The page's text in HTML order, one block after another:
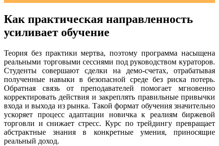
Как практическая направленность
усиливает обучение
Теория без практики мертва, поэтому программа насыщена
реальными торговыми сессиями под руководством кураторов.
Студенты совершают сделки на демо-счетах, отрабатывая
полученные навыки в безопасной среде без риска потерь.
Обратная связь от преподавателей помогает мгновенно
корректировать действия и закреплять правильные привычки
входа и выхода из рынка. Такой формат обучения значительно
ускоряет процесс адаптации новичка к реалиям биржевой
торговли и снижает стресс. Курс по трейдингу превращает
абстрактные знания в конкретные умения, приносящие
реальный доход.